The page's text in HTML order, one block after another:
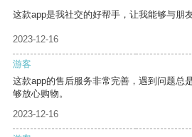
这款app是我社交的好帮手，让我能够与朋
2023-12-16
游客
这款app的售后服务非常完善，遇到问题总
够放心购物。
2023-12-16